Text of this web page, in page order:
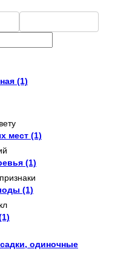
(1)
мест (1)
(1)
(1)
одиночные